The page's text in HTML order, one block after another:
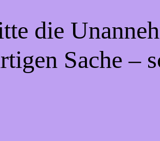
die
Sache –